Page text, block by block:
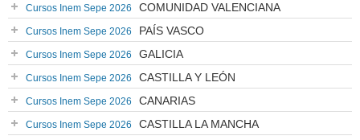
Cursos Inem Sepe 2026 COMUNIDAD VALENCIANA
Cursos Inem Sepe 2026 PAÍS VASCO
Cursos Inem Sepe 2026 GALICIA
Cursos Inem Sepe 2026 CASTILLA Y LEÓN
Cursos Inem Sepe 2026 CANARIAS
Cursos Inem Sepe 2026 CASTILLA LA MANCHA